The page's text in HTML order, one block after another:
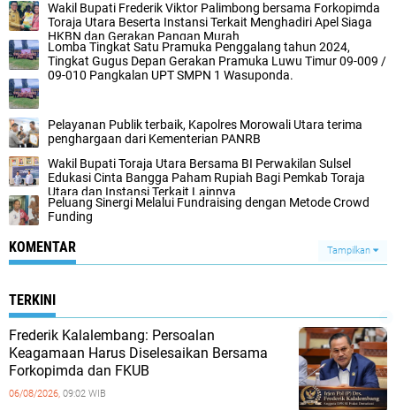
Wakil Bupati Frederik Viktor Palimbong bersama Forkopimda
Toraja Utara Beserta Instansi Terkait Menghadiri Apel Siaga
HKBN dan Gerakan Pangan Murah
Lomba Tingkat Satu Pramuka Penggalang tahun 2024,
Tingkat Gugus Depan Gerakan Pramuka Luwu Timur 09-009 /
09-010 Pangkalan UPT SMPN 1 Wasuponda.
Pelayanan Publik terbaik, Kapolres Morowali Utara terima
penghargaan dari Kementerian PANRB
Wakil Bupati Toraja Utara Bersama BI Perwakilan Sulsel
Edukasi Cinta Bangga Paham Rupiah Bagi Pemkab Toraja
Utara dan Instansi Terkait Lainnya
Peluang Sinergi Melalui Fundraising dengan Metode Crowd
Funding
KOMENTAR Tampilkan
TERKINI
Frederik Kalalembang: Persoalan
Keagamaan Harus Diselesaikan Bersama
Forkopimda dan FKUB
06/08/2026, 09:02 WIB